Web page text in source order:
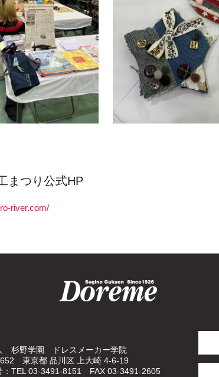
まつり公式HP
river.com/
杉野学園 ドレスメーカー学院
東京都 品川区 上大崎 4-6-19
：TEL 03-3491-8151 FAX 03-3491-2605